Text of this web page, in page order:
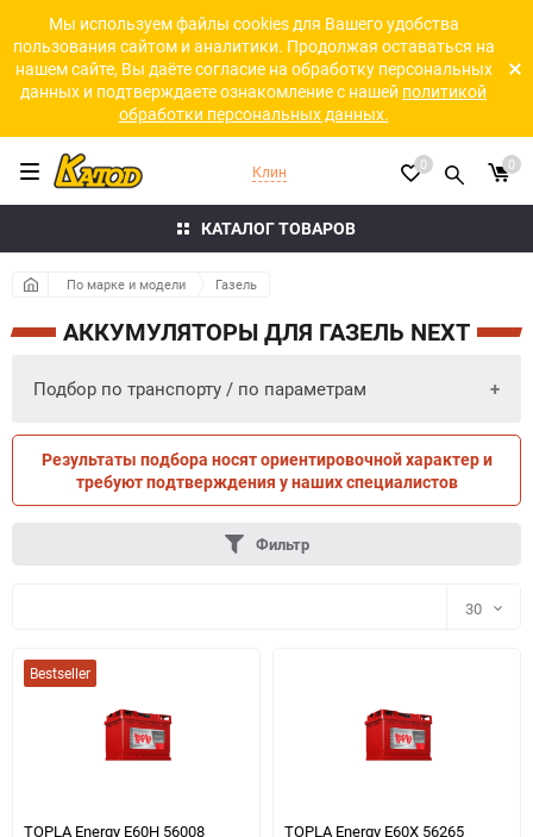
Мы используем файлы cookies для Вашего удобства
пользования сайтом и аналитики. Продолжая оставаться на
нашем сайте, Вы даёте согласие на обработку персональных
данных и подтверждаете ознакомление с нашей политикой
обработки персональных данных.
КАТАЛОГ ТОВАРОВ
Клин 0 0
По марке и модели Газель
АККУМУЛЯТОРЫ ДЛЯ ГАЗЕЛЬ NEXT
Подбор по транспорту / по параметрам
ПО ТРАНСПОРТУ ПО ПАРАМЕТРАМ
Результаты подбора носят ориентировочной характер и
требуют подтверждения у наших специалистов
Фильтр
30
Bestseller
TOPLA Energy E60H 56008 TOPLA Energy E60X 56265